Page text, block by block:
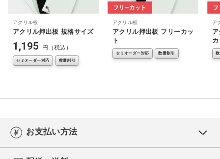
アクリル板
アクリル押出板 規格サイズ
1,195 円（税込）
セミオーダー対応 数量割引
アクリル板
アクリル押出板 フリーカッ
ト
セミオーダー対応 数量割引
ア
お支払い方法